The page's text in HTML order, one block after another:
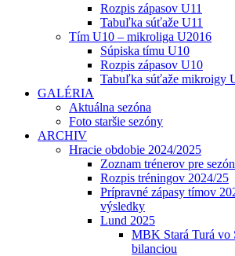
Rozpis zápasov U11
Tabuľka súťaže U11
Tím U10 – mikroliga U2016
Súpiska tímu U10
Rozpis zápasov U10
Tabuľka súťaže mikroigy
GALÉRIA
Aktuálna sezóna
Foto staršie sezóny
ARCHIV
Hracie obdobie 2024/2025
Zoznam trénerov pre
Rozpis tréningov 2024/25
Prípravné zápasy tímov
výsledky
Lund 2025
MBK Stará Turá vo
bilanciou